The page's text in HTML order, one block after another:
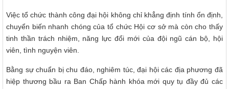
Việc tổ chức thành công đại hội không chỉ khẳng định tính ổn định,
chuyển biến nhanh chóng của tổ chức Hội cơ sở mà còn cho thấy
tinh thần trách nhiệm, năng lực đổi mới của đội ngũ cán bộ, hội
viên, tình nguyện viên.
Bằng sự chuẩn bị chu đáo, nghiêm túc, đại hội các địa phương đã
hiệp thương bầu ra Ban Chấp hành khóa mới quy tụ đầy đủ các